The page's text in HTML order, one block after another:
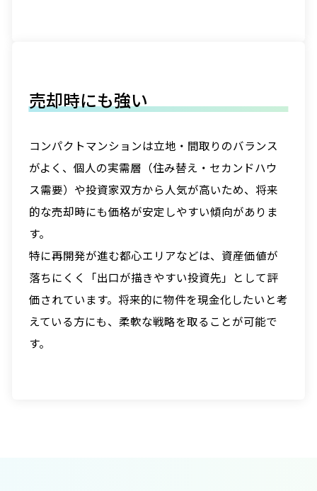
売却時にも強い
コンパクトマンションは立地・間取りのバランス
がよく、個人の実需層（住み替え・セカンドハウ
ス需要）や投資家双方から人気が高いため、将来
的な売却時にも価格が安定しやすい傾向がありま
す。
特に再開発が進む都心エリアなどは、資産価値が
落ちにくく「出口が描きやすい投資先」として評
価されています。将来的に物件を現金化したいと考
えている方にも、柔軟な戦略を取ることが可能で
す。